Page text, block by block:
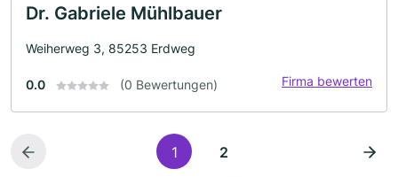
Dr. Gabriele Mühlbauer
Weiherweg 3, 85253 Erdweg
0.0 (0 Bewertungen) Firma bewerten
1 2